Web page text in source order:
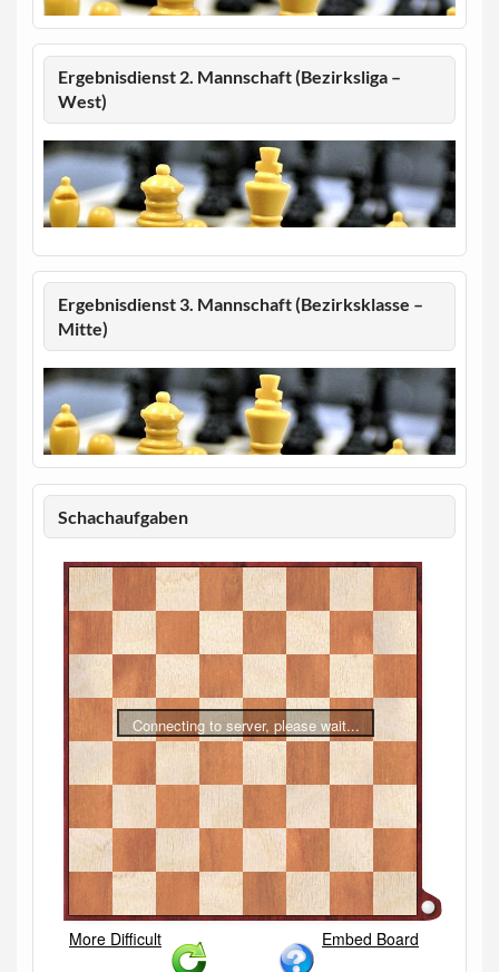
Ergebnisdienst 2. Mannschaft (Bezirksliga –
West)
Ergebnisdienst 3. Mannschaft (Bezirksklasse –
Mitte)
Schachaufgaben